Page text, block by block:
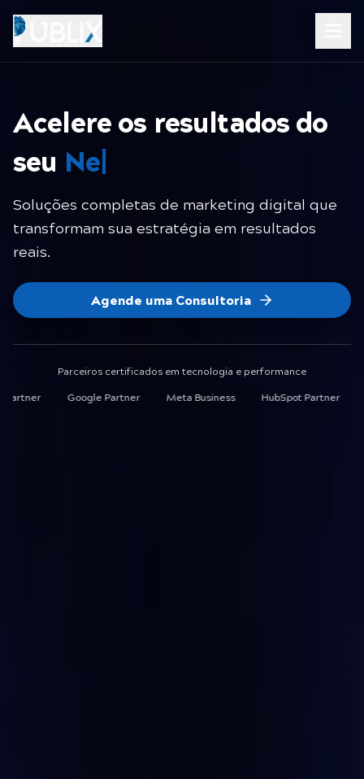
Acelere os resultados do
seu |
Soluções completas de marketing digital que
transformam sua estratégia em resultados
reais.
Agende uma Consultoria
Parceiros certificados em tecnologia e performance
Google Partner
Meta Business HubSpot Partner